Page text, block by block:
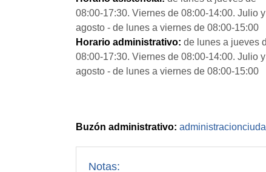
08:00-17:30. Viernes de 08:00-14:00. Julio y
agosto - de lunes a viernes de 08:00-15:00
Horario administrativo: de lunes a jueves
08:00-17:30. Viernes de 08:00-14:00. Julio y
agosto - de lunes a viernes de 08:00-15:00
Buzón administrativo:
Notas: